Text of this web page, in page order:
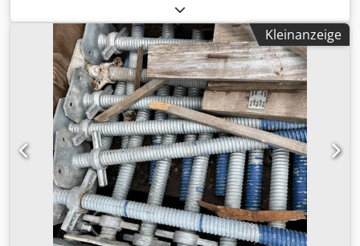
m – gebraucht Diese gebrauchte Layher AR U-Konsole mit
Bolzen (Länge 0,39 Meter) ist speziell dafür entwickelt,
Ihrem Layher Allround Gerüstsystem zusätzliche
Arbeitsbreite zu verleihen. Ideal zur Erweiterung von
Arbeitsplattformen in Richtung Fassade oder für
Wartungs- und Renovierungsarbeiten, bei denen mehr
Platz benötigt wird. ✅ Merkmale: Länge: 0,39 Meter
Ausführung: Stahl (leichte LW-Ausführung), robust und
langlebig Original Layher Allround Systemteil Schnelle und
sichere Montage ohne Spezialwerkzeug Gebrauchter
Zustand: voll funktionsfähig, mit üblichen
Gebrauchsspuren ✅ Vorteile: Kostengünstige Alternative
zu Neuware. Codpfx Answzxcmetorf Sofort ab Lager
lieferbar, auch in größeren Stückzahlen. Zuverlässiges
Kleinanzeige